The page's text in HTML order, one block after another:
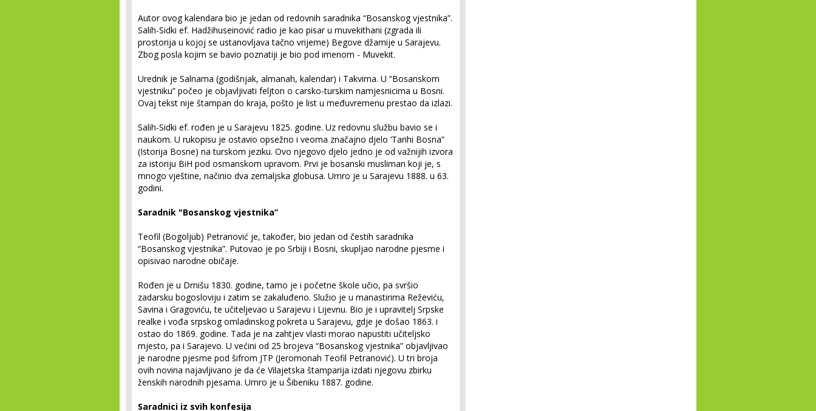
Autor ovog kalendara bio je jedan od redovnih saradnika “Bosanskog vjestnika”.
Salih-Sidki ef. Hadžihuseinović radio je kao pisar u muvekithani (zgrada ili
prostorija u kojoj se ustanovljava tačno vrijeme) Begove džamije u Sarajevu.
Zbog posla kojim se bavio poznatiji je bio pod imenom - Muvekit.
Urednik je Salnama (godišnjak, almanah, kalendar) i Takvima. U “Bosanskom
vjestniku” počeo je objavljivati feljton o carsko-turskim namjesnicima u Bosni.
Ovaj tekst nije štampan do kraja, pošto je list u međuvremenu prestao da izlazi.
Salih-Sidki ef. rođen je u Sarajevu 1825. godine. Uz redovnu službu bavio se i
naukom. U rukopisu je ostavio opsežno i veoma značajno djelo ‘Tarihi Bosna”
(Istorija Bosne) na turskom jeziku. Ovo njegovo djelo jedno je od važnijih izvora
za istoriju BiH pod osmanskom upravom. Prvi je bosanski musliman koji je, s
mnogo vještine, načinio dva zemaljska globusa. Umro je u Sarajevu 1888. u 63.
godini.
Saradnik "Bosanskog vjestnika”
Teofil (Bogoljub) Petranović je, također, bio jedan od čestih saradnika
“Bosanskog vjestnika”. Putovao je po Srbiji i Bosni, skupljao narodne pjesme i
opisivao narodne običaje.
Rođen je u Drnišu 1830. godine, tamo je i početne škole učio, pa svršio
zadarsku bogosloviju i zatim se zakaluđerio. Služio je u manastirima Reževiću,
Savina i Gragoviću, te učiteljevao u Sarajevu i Lijevnu. Bio je i upravitelj Srpske
realke i vođa srpskog omladinskog pokreta u Sarajevu, gdje je došao 1863. i
ostao do 1869. godine. Tada je na zahtjev vlasti morao napustiti učiteljsko
mjesto, pa i Sarajevo. U većini od 25 brojeva “Bosanskog vjestnika” objavljivao
je narodne pjesme pod šifrom JTP (Jeromonah Teofil Petranović). U tri broja
ovih novina najavljivano je da će Vilajetska štamparija izdati njegovu zbirku
ženskih narodnih pjesama. Umro je u Šibeniku 1887. godine.
Saradnici iz svih konfesija